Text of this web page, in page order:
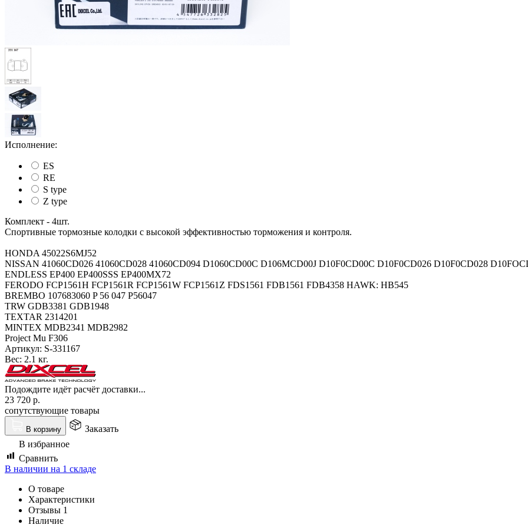
Исполнение:
ES
RE
S type
Z type
Комплект - 4шт.
Спортивные тормозные колодки с высокой эффективностью торможения и контроля.
HONDA 45022S6MJ52
NISSAN 41060CD026 41060CD028 41060CD094 D1060CD00C D106MCD00J D10F0CD00C D10F0CD026 D10F0CD028
ENDLESS EP400 EP400SSS EP400MX72
FERODO FCP1561H FCP1561R FCP1561W FCP1561Z FDS1561 FDB1561 FDB4358 HAWK: HB545
BREMBO 107683060 P 56 047 P56047
TRW GDB3381 GDB1948
TEXTAR 2314201
MINTEX MDB2341 MDB2982
Project Mu F306
Артикул: S-331167
Вес: 2.1 кг.
Подождите идёт расчёт доставки...
23 720 р.
сопутствующие товары
В корзину
Заказать
В избранное
Сравнить
В наличии на 1 складе
О товаре
Характеристики
Отзывы 1
Наличие